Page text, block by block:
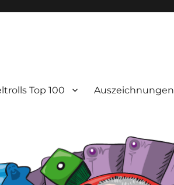
Top 100 Auszeichnungen